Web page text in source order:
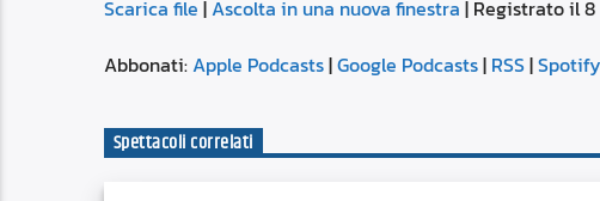
SUBSCRIBE SHARE
Spotify
RSS FEED
Scarica file |Ascolta in una nuova finestra | Registrato il 8
Abbonati:Apple Podcasts|Google Podcasts| RSS|Spotify
Spettacoli correlati